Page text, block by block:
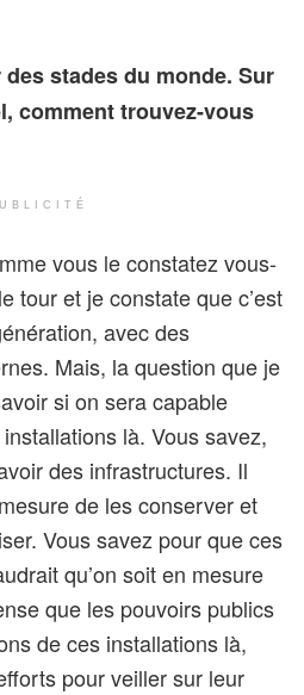
stades du monde. Sur
comment trouvez-vous
vous le constatez vous-
tour et je constate que c’est
avec des
Mais, la question que je
si on sera capable
là. Vous savez,
des infrastructures. Il
de les conserver et
Vous savez pour que ces
qu’on soit en mesure
que les pouvoirs publics
de ces installations là,
pour veiller sur leur